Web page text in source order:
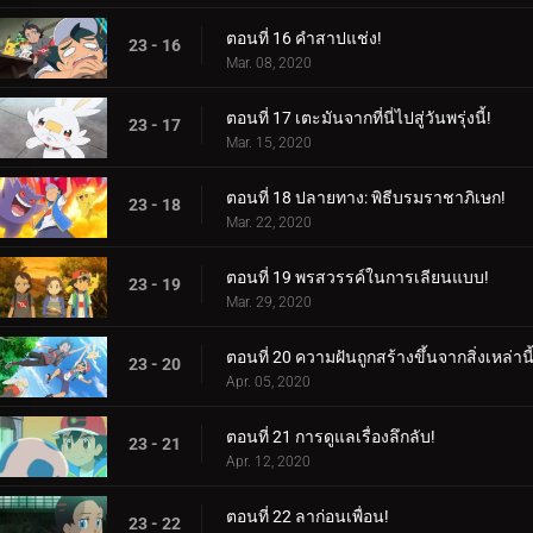
23 - 16 ตอนที่ 16 คำสาปแช่ง!
Mar. 08, 2020
23 - 17 ตอนที่ 17 เตะมันจากที่นี่ไปสู่วันพรุ่งนี้!
Mar. 15, 2020
23 - 18 ตอนที่ 18 ปลายทาง: พิธีบรมราชาภิเษก!
Mar. 22, 2020
23 - 19 ตอนที่ 19 พรสวรรค์ในการเลียนแบบ!
Mar. 29, 2020
23 - 20 ตอนที่ 20 ความฝันถูกสร้างขึ้นจากสิ่งเหล่า
Apr. 05, 2020
23 - 21 ตอนที่ 21 การดูแลเรื่องลึกลับ!
Apr. 12, 2020
23 - 22 ตอนที่ 22 ลาก่อนเพื่อน!